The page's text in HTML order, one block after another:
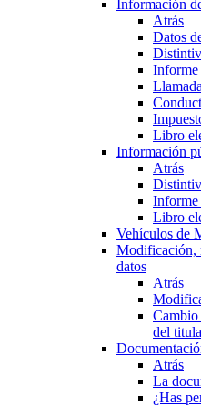
Información
Atrás
Datos
Informe
Libro
Información
Atrás
Informe
Libro
Vehículos de
Modificación,
datos
Atrás
Cambio
del
Atrás
La
¿Has